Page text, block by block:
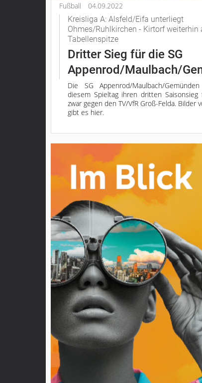
Fußball 04.09.2022
Kreisliga A: Alsfeld/Eifa unterliegt
Ohmes/Ruhlkirchen - Kirtorf weiterhin
Tabellenspitze
Dritter Sieg für die SG
Appenrod/Maulbach/
Die SG Appenrod/Maulbach/
diesem Spieltag ihren dritten
zwar gegen den TV/VfR Groß-Felda. Bilder
gibt es hier.